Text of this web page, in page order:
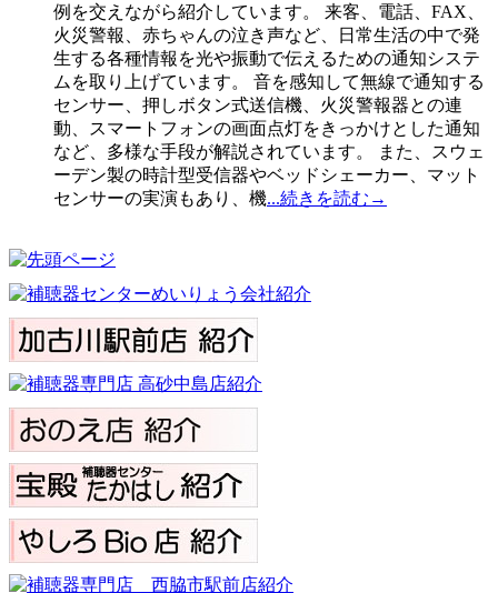
例を交えながら紹介しています。 来客、電話、FAX、
火災警報、赤ちゃんの泣き声など、日常生活の中で発
生する各種情報を光や振動で伝えるための通知システ
ムを取り上げています。 音を感知して無線で通知する
センサー、押しボタン式送信機、火災警報器との連
動、スマートフォンの画面点灯をきっかけとした通知
など、多様な手段が解説されています。 また、スウェ
ーデン製の時計型受信器やベッドシェーカー、マット
センサーの実演もあり、機...続きを読む→